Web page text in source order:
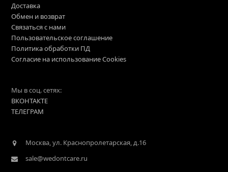
Доставка
Обмен и возврат
Связаться с нами
Пользовательское соглашение
Политика обработки ПД
Согласие на использование Cookies
Мы в соц. сетях:
ВКОНТАКТЕ
ТЕЛЕГРАМ
Москва, ул. Краснопролетарская, д.16
sale@wedontcare.ru